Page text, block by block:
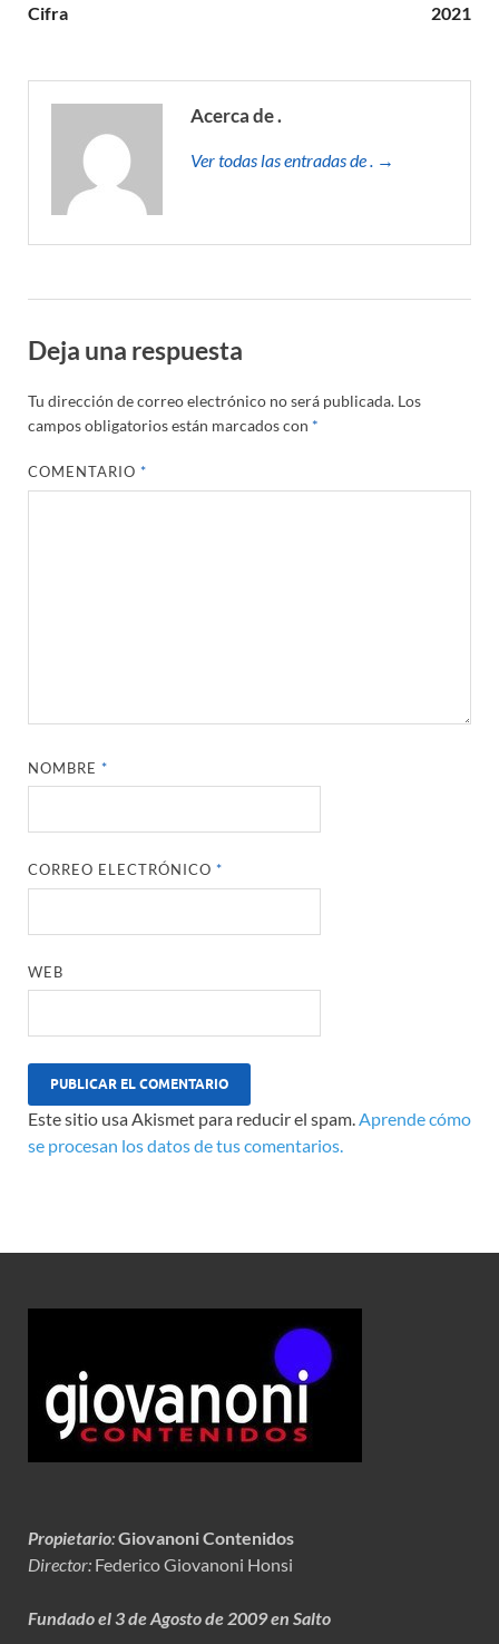
Cifra
2021
Acerca de .
Ver todas las entradas de . →
Deja una respuesta
Tu dirección de correo electrónico no será publicada. Los
campos obligatorios están marcados con *
COMENTARIO*
NOMBRE*
CORREO ELECTRÓNICO*
WEB
Este sitio usa Akismet para reducir el spam.Aprende cómo
se procesan los datos de tus comentarios.
Propietario:Giovanoni Contenidos
Director: Federico Giovanoni Honsi
Fundado el 3 de Agosto de 2009 en Salto